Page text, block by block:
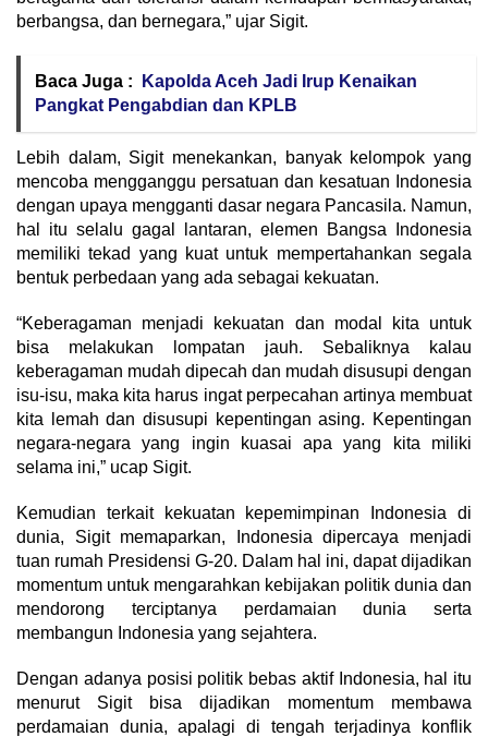
berbangsa, dan bernegara,” ujar Sigit.
Baca Juga :
Kapolda Aceh Jadi Irup Kenaikan
Pangkat Pengabdian dan KPLB
Lebih dalam, Sigit menekankan, banyak kelompok yang
mencoba mengganggu persatuan dan kesatuan Indonesia
dengan upaya mengganti dasar negara Pancasila. Namun,
hal itu selalu gagal lantaran, elemen Bangsa Indonesia
memiliki tekad yang kuat untuk mempertahankan segala
bentuk perbedaan yang ada sebagai kekuatan.
“Keberagaman menjadi kekuatan dan modal kita untuk
bisa melakukan lompatan jauh. Sebaliknya kalau
keberagaman mudah dipecah dan mudah disusupi dengan
isu-isu, maka kita harus ingat perpecahan artinya membuat
kita lemah dan disusupi kepentingan asing. Kepentingan
negara-negara yang ingin kuasai apa yang kita miliki
selama ini,” ucap Sigit.
Kemudian terkait kekuatan kepemimpinan Indonesia di
dunia, Sigit memaparkan, Indonesia dipercaya menjadi
tuan rumah Presidensi G-20. Dalam hal ini, dapat dijadikan
momentum untuk mengarahkan kebijakan politik dunia dan
mendorong terciptanya perdamaian dunia serta
membangun Indonesia yang sejahtera.
Dengan adanya posisi politik bebas aktif Indonesia, hal itu
menurut Sigit bisa dijadikan momentum membawa
perdamaian dunia, apalagi di tengah terjadinya konflik